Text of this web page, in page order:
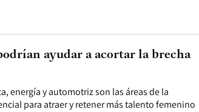
energía y automotriz son las áreas de la
para atraer y retener más talento femenino
ayudar a acortar la brecha